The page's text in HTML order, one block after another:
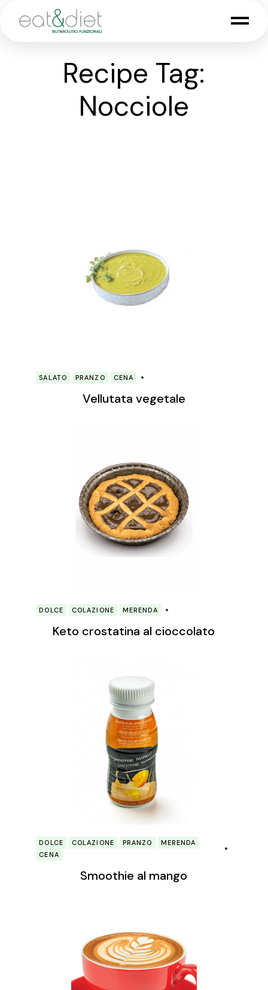
Recipe Tag:
Nocciole
SALATO PRANZO CENA
Vellutata vegetale
DOLCE COLAZIONE MERENDA
Keto crostatina al cioccolato
DOLCE COLAZIONE PRANZO
MERENDA
CENA
Smoothie al mango